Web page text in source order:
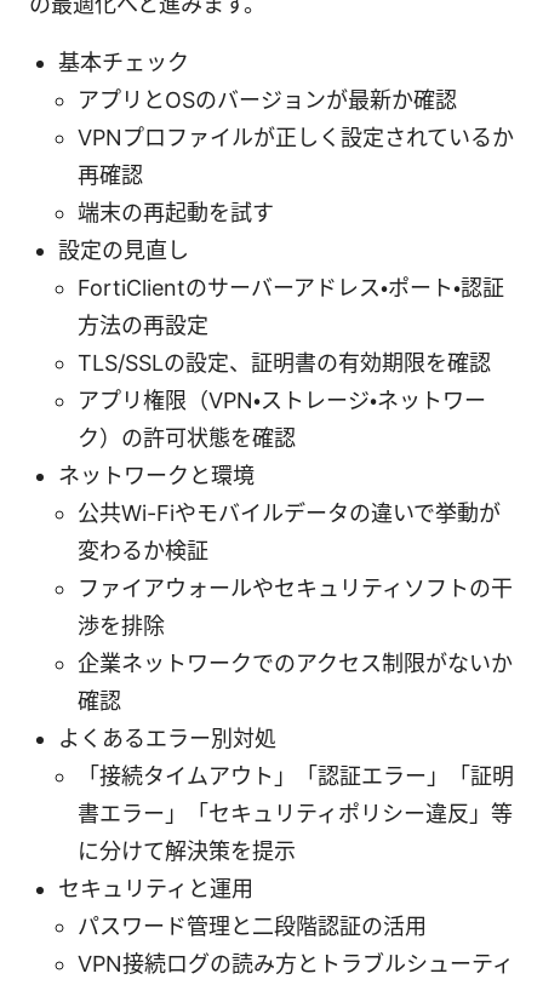
基本チェック
アプリとOSのバージョンが最新か確認
VPNプロファイルが正しく設定されているか
再確認
端末の再起動を試す
設定の見直し
FortiClientのサーバーアドレス・ポート・認証
方法の再設定
TLS/SSLの設定、証明書の有効期限を確認
アプリ権限（VPN・ストレージ・ネットワー
ク）の許可状態を確認
ネットワークと環境
公共Wi-Fiやモバイルデータの違いで挙動が
変わるか検証
ファイアウォールやセキュリティソフトの干
渉を排除
企業ネットワークでのアクセス制限がないか
確認
よくあるエラー別対処
「接続タイムアウト」「認証エラー」「証明
書エラー」「セキュリティポリシー違反」等
に分けて解決策を提示
セキュリティと運用
パスワード管理と二段階認証の活用
VPN接続ログの読み方とトラブルシューティ